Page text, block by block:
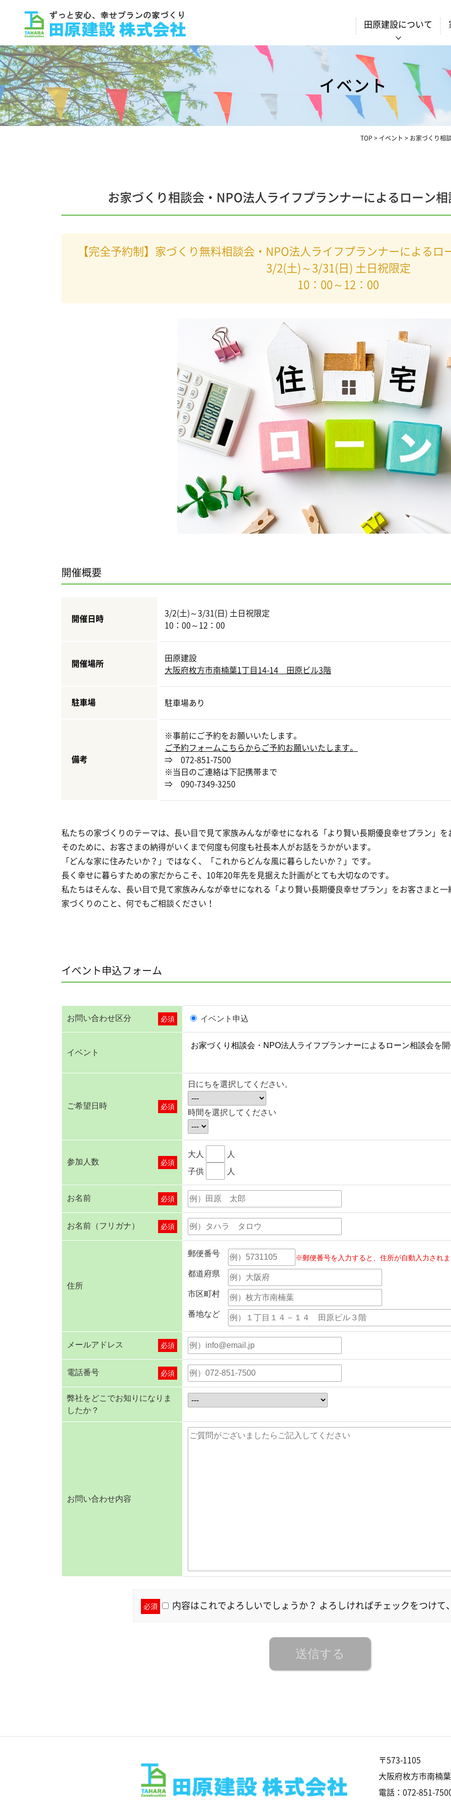
田原建設について
イベント
TOP > イベント > お家づくり相
お家づくり相談会・NPO法人ライフプランナーによるローン
【完全予約制】家づくり無料相談会・NPO法人ライフプランナーによる
3/2(土)～3/31(日) 土日祝限定
10：00～12：00
開催概要
開催日時
3/2(土)～3/31(日) 土日祝限定
10：00～12：00
開催場所
田原建設
大阪府枚方市南楠葉1丁目14-14 田原ビル3階
駐車場 駐車場あり
備考
※事前にご予約をお願いいたします。
ご予約フォームこちらからご予約お願いいたします。
⇒ 072-851-7500
※当日のご連絡は下記携帯まで
⇒ 090-7349-3250
私たちの家づくりのテーマは、長い目で見て家族みんなが幸せになれる「より賢い長期優良幸せプラン」
そのために、お客さまの納得がいくまで何度も何度も社長本人がお話をうかがいます。
「どんな家に住みたいか？」ではなく、「これからどんな風に暮らしたいか？」です。
長く幸せに暮らすための家だからこそ、10年20年先を見据えた計画がとても大切なのです。
私たちはそんな、長い目で見て家族みんなが幸せになれる「より賢い長期優良幸せプラン」をお客さまと
家づくりのこと、何でもご相談ください！
イベント申込フォーム
お問い合わせ区分 必須 イベント申込
イベント
ご希望日時 必須
日にちを選択してください。
時間を選択してください
参加人数 必須
大人
人
子供
人
お名前 必須
お名前（フリガナ） 必須
住所
郵便番号 ※郵便番号を入力すると、住所が自動入力され
都道府県
市区町村
番地など
メールアドレス 必須
電話番号 必須
弊社をどこでお知りになりま
したか？
お問い合わせ内容
必須 内容はこれでよろしいでしょうか？ よろしければチェックをつけて
〒573-1105
大阪府枚方市南楠
電話：072-851-